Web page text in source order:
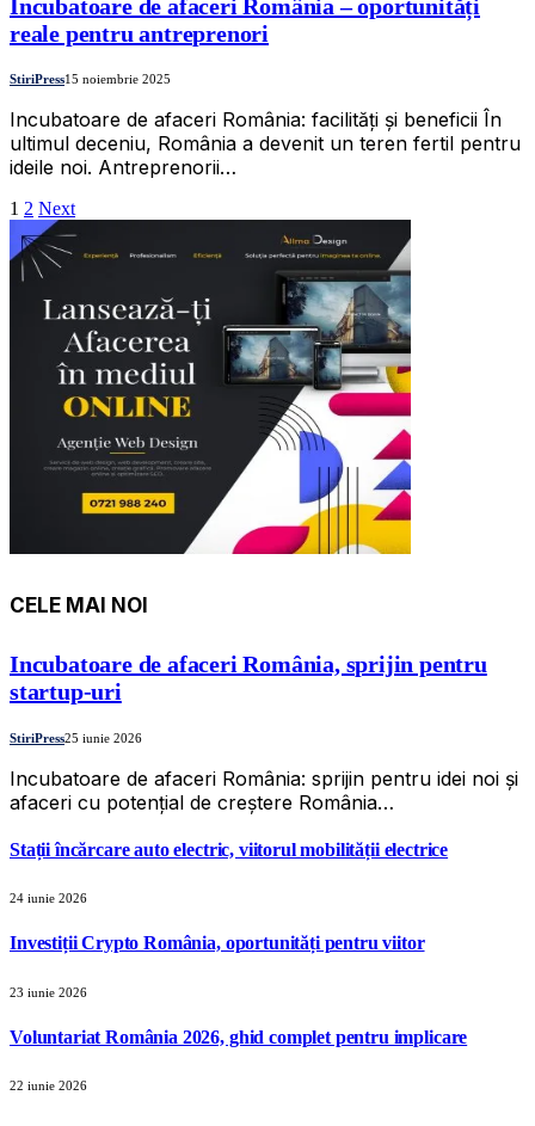
Incubatoare de afaceri România – oportunități
reale pentru antreprenori
StiriPress15 noiembrie 2025
Incubatoare de afaceri România: facilități și beneficii În
ultimul deceniu, România a devenit un teren fertil pentru
ideile noi. Antreprenorii…
1 2 Next
CELE MAI NOI
Incubatoare de afaceri România, sprijin pentru
startup-uri
StiriPress25 iunie 2026
Incubatoare de afaceri România: sprijin pentru idei noi și
afaceri cu potențial de creștere România…
Stații încărcare auto electric, viitorul mobilității electrice
24 iunie 2026
Investiții Crypto România, oportunități pentru viitor
23 iunie 2026
Voluntariat România 2026, ghid complet pentru implicare
22 iunie 2026